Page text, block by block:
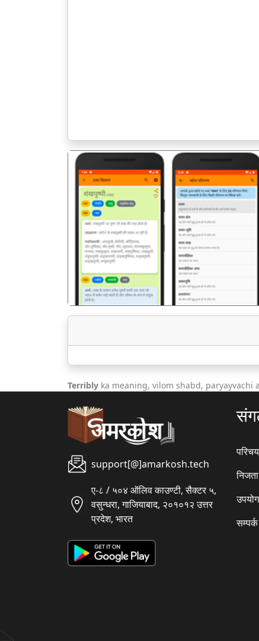
पिछला
Terribly ka meaning, vilom shabd,
support[@]amarkosh.tech
ए-८ / ५०४ ऑलिव काउण्टी, सैक्टर ५,
वसुन्धरा, गाजियाबाद, २०१०१२ उत्तर
प्रदेश, भारत
परिचय